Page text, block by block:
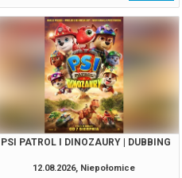
PSI PATROL I DINOZAURY | DUBBING
12.08.2026, Niepołomice